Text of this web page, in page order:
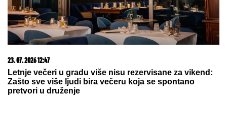
Hibrid broj 1 koji osvaja Evropu, sada po specijalnoj
akcijskoj ceni od 19.990€ do 31.8.
Сазнања „Политике”: Црна Гора следећа у војном
савезу Загреба, Тиране и Приштине